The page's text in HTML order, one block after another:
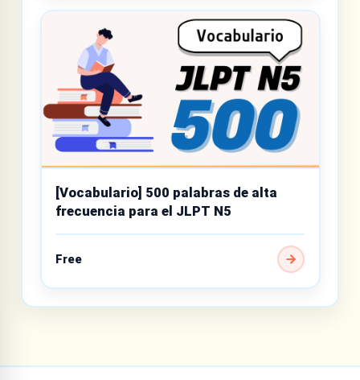
[Vocabulario] 500 palabras de alta
frecuencia para el JLPT N5
Free